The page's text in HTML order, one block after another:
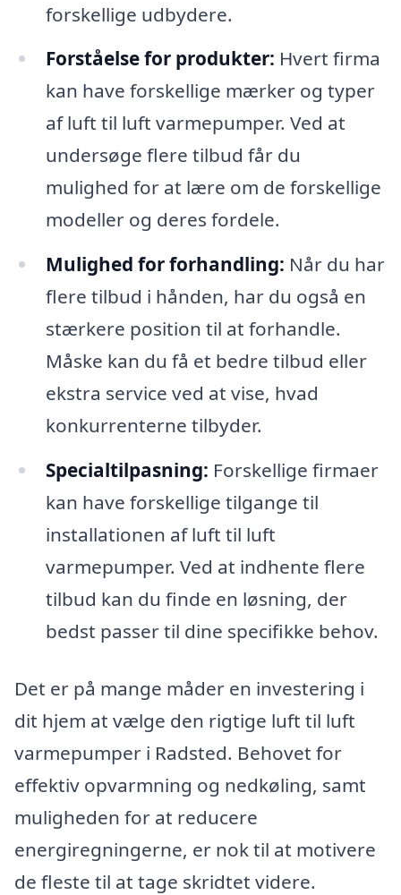
forskellige udbydere.
Forståelse for produkter: Hvert firma
kan have forskellige mærker og typer
af luft til luft varmepumper. Ved at
undersøge flere tilbud får du
mulighed for at lære om de forskellige
modeller og deres fordele.
Mulighed for forhandling: Når du har
flere tilbud i hånden, har du også en
stærkere position til at forhandle.
Måske kan du få et bedre tilbud eller
ekstra service ved at vise, hvad
konkurrenterne tilbyder.
Specialtilpasning: Forskellige firmaer
kan have forskellige tilgange til
installationen af luft til luft
varmepumper. Ved at indhente flere
tilbud kan du finde en løsning, der
bedst passer til dine specifikke behov.
Det er på mange måder en investering i
dit hjem at vælge den rigtige luft til luft
varmepumper i Radsted. Behovet for
effektiv opvarmning og nedkøling, samt
muligheden for at reducere
energiregningerne, er nok til at motivere
de fleste til at tage skridtet videre.